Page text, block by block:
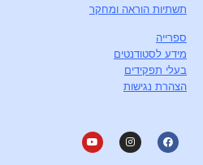
תשתיות הוראה ומחקר
ספרייה
מידע לסטודנטים
בעלי תפקידים
הצהרת נגישות